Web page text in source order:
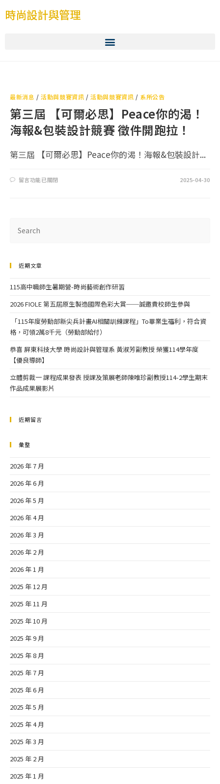
時尚設計與管理
最新消息 /活動與競賽資訊 /活動與競賽資訊 / 系所公告
第三屆 【可爾必思】Peace你的渴！
海報&包裝設計競賽 徵件開跑拉！
第三屆 【可爾必思】Peace你的渴！海報&包裝設計...
留言功能已關閉 2025-04-30
近期文章
115高中職師生暑期營-時尚藝術創作研習
2026 FIOLE 第五屆原生製造國際色彩大賞──誠邀貴校師生參與
「115年度勞動部新尖兵計畫AI相關訓練課程」To畢業生福利，符合資
格，可領2萬8千元（勞動部給付）
恭喜 屏東科技大學 時尚設計與管理系 黃淑芳副教授 榮獲114學年度
【優良導師】
立體剪裁一 課程成果發表 授課及策展老師陳唯珍副教授114-2學生期末
作品成果展影片
近期留言
彙整
2026 年 7 月
2026 年 6 月
2026 年 5 月
2026 年 4 月
2026 年 3 月
2026 年 2 月
2026 年 1 月
2025 年 12 月
2025 年 11 月
2025 年 10 月
2025 年 9 月
2025 年 8 月
2025 年 7 月
2025 年 6 月
2025 年 5 月
2025 年 4 月
2025 年 3 月
2025 年 2 月
2025 年 1 月